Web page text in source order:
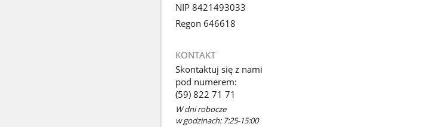
NIP 8421493033
Regon 646618
KONTAKT
Skontaktuj się z nami
pod numerem:
(59) 822 71 71
W dni robocze
w godzinach: 7:25-15:00